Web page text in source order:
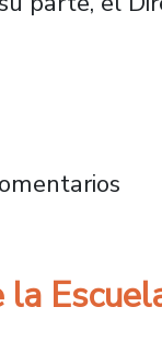
el